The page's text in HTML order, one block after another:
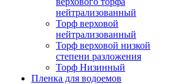
нейтрализованный
Торф верховой
нейтрализованный
Торф верховой низкой
степени разложения
Торф Низинный
Пленка для водоемов